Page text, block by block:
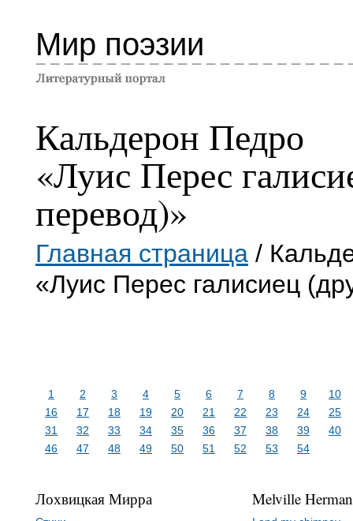
Мир поэзии
Кальдерон Педро
«Луис Перес
перевод)»
Главная страница /
«Луис Перес галисиец
1 2 3 4 5 6 7 8 9
10
16
17 18 19 20 21 22 23 24
25
31
32 33 34 35 36 37 38 39
40
46
47 48 49 50 51 52 53 54
Лохвицкая Мирра Melville Herman